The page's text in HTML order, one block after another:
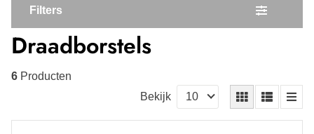
Filters
Draadborstels
6 Producten
Bekijk